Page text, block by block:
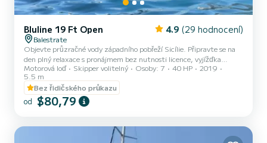
Bluline 19 Ft Open 4.9 (29 hodnocení)
Balestrate
Objevte průzračné vody západního pobřeží Sicílie. Připravte se na
den plný relaxace s pronájmem bez nutnosti licence, vyjížďka
začíná v přístavu Balestrate. Perfektní pro rodinný výlet nebo s
přáteli, tento člun vám umožní objevit nádherné západní pobřeží
Sicílie, s průzračnými vodami, dechberoucími výhledy a mnoho
slunce. Nezapomenutelná trasa: Objevte úchvatné pobřeží
Castellammare del Golfo s malebnou Tonarou di Scopello a jejími
Motorová loď Skipper volitelný Osoby: 7 40 HP
2019
5.5 m
Bez řidičského průkazu
od $80,79